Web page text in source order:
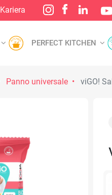
Kariera
PERFECT KITCHEN
Panno universale viGO!